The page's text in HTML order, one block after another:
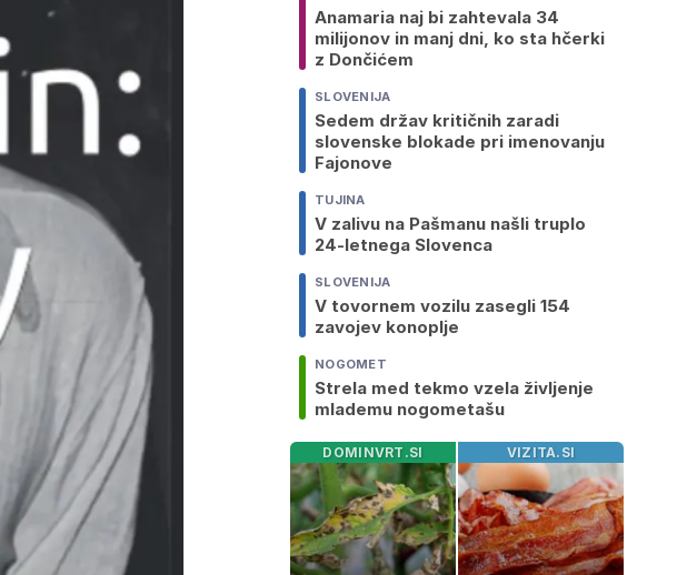
Anamaria naj bi zahtevala 34
milijonov in manj dni, ko sta hčerki
z Dončićem
SLOVENIJA
Sedem držav kritičnih zaradi
slovenske blokade pri imenovanju
Fajonove
TUJINA
V zalivu na Pašmanu našli truplo
24-letnega Slovenca
SLOVENIJA
V tovornem vozilu zasegli 154
zavojev konoplje
NOGOMET
Strela med tekmo vzela življenje
mlademu nogometašu
DOMINVRT.SI VIZITA.SI